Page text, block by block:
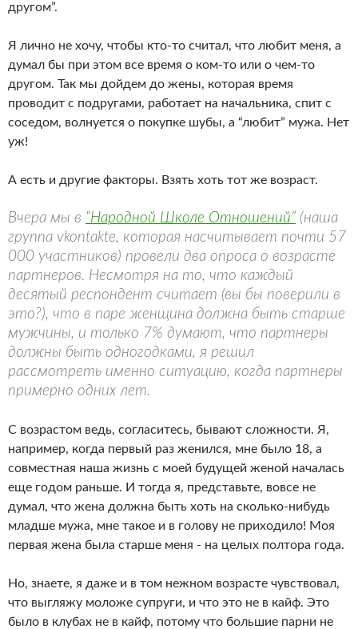
другом”.
Я лично не хочу, чтобы кто-то считал, что любит меня, а
думал бы при этом все время о ком-то или о чем-то
другом. Так мы дойдем до жены, которая время
проводит с подругами, работает на начальника, спит с
соседом, волнуется о покупке шубы, а “любит” мужа. Нет
уж!
А есть и другие факторы. Взять хоть тот же возраст.
Вчера мы в “Народной Школе Отношений” (наша
группа vkontakte, которая насчитывает почти 57
000 участников) провели два опроса о возрасте
партнеров. Несмотря на то, что каждый
десятый респондент считает (вы бы поверили в
это?), что в паре женщина должна быть старше
мужчины, и только 7% думают, что партнеры
должны быть одногодками, я решил
рассмотреть именно ситуацию, когда партнеры
примерно одних лет.
С возрастом ведь, согласитесь, бывают сложности. Я,
например, когда первый раз женился, мне было 18, а
совместная наша жизнь с моей будущей женой началась
еще годом раньше. И тогда я, представьте, вовсе не
думал, что жена должна быть хоть на сколько-нибудь
младше мужа, мне такое и в голову не приходило! Моя
первая жена была старше меня - на целых полтора года.
Но, знаете, я даже и в том нежном возрасте чувствовал,
что выгляжу моложе супруги, и что это не в кайф. Это
было в клубах не в кайф, потому что большие парни не